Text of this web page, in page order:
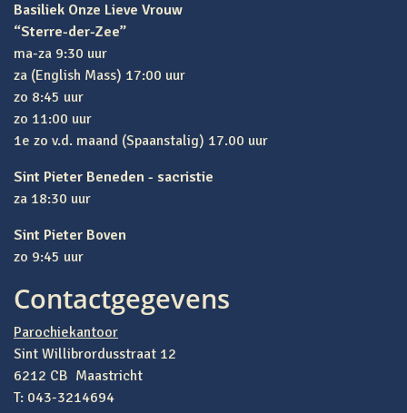
Basiliek Onze Lieve Vrouw
“Sterre-der-Zee”
ma-za 9:30 uur
za (English Mass) 17:00 uur
zo 8:45 uur
zo 11:00 uur
1e zo v.d. maand (Spaanstalig) 17.00 uur
Sint Pieter Beneden - sacristie
za 18:30 uur
Sint Pieter Boven
zo 9:45 uur
Contactgegevens
Parochiekantoor
Sint Willibrordusstraat 12
6212 CB Maastricht
T: 043-3214694